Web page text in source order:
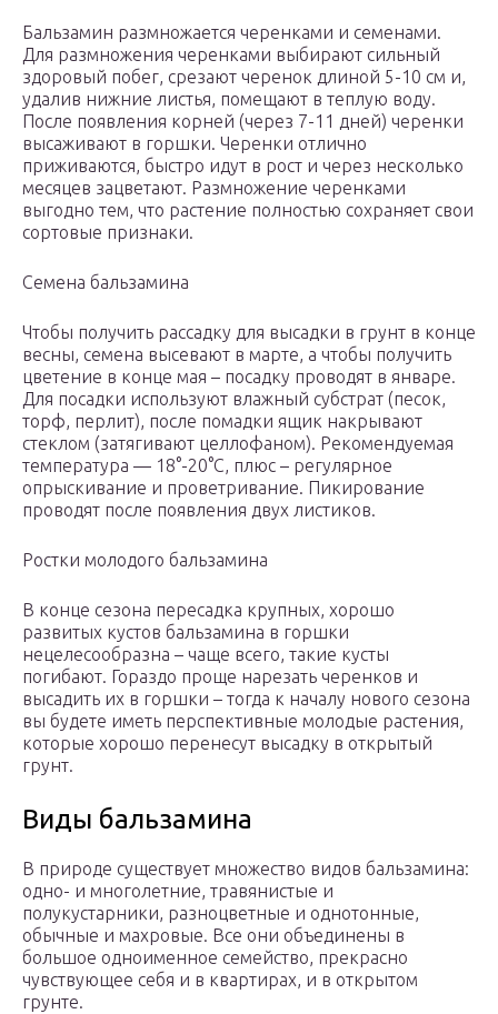
Бальзамин размножается черенками и семенами.
Для размножения черенками выбирают сильный
здоровый побег, срезают черенок длиной 5-10 см и,
удалив нижние листья, помещают в теплую воду.
После появления корней (через 7-11 дней) черенки
высаживают в горшки. Черенки отлично
приживаются, быстро идут в рост и через несколько
месяцев зацветают. Размножение черенками
выгодно тем, что растение полностью сохраняет свои
сортовые признаки.
Семена бальзамина
Чтобы получить рассадку для высадки в грунт в конце
весны, семена высевают в марте, а чтобы получить
цветение в конце мая – посадку проводят в январе.
Для посадки используют влажный субстрат (песок,
торф, перлит), после помадки ящик накрывают
стеклом (затягивают целлофаном). Рекомендуемая
температура — 18°-20°С, плюс – регулярное
опрыскивание и проветривание. Пикирование
проводят после появления двух листиков.
Ростки молодого бальзамина
В конце сезона пересадка крупных, хорошо
развитых кустов бальзамина в горшки
нецелесообразна – чаще всего, такие кусты
погибают. Гораздо проще нарезать черенков и
высадить их в горшки – тогда к началу нового сезона
вы будете иметь перспективные молодые растения,
которые хорошо перенесут высадку в открытый
грунт.
Виды бальзамина
В природе существует множество видов бальзамина:
одно- и многолетние, травянистые и
полукустарники, разноцветные и однотонные,
обычные и махровые. Все они объединены в
большое одноименное семейство, прекрасно
чувствующее себя и в квартирах, и в открытом
грунте.